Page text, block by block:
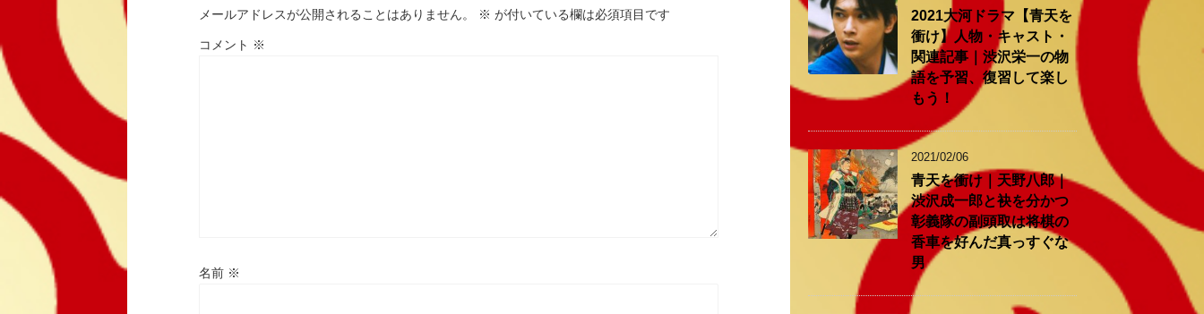
メールアドレスが公開されることはありません。 ※ が付いている欄は必須項目です
コメント ※
名前 ※
2021大河ドラマ【青天を
衝け】人物・キャスト・
関連記事｜渋沢栄一の物
語を予習、復習して楽し
もう！
2021/02/06
青天を衝け｜天野八郎｜
渋沢成一郎と袂を分かつ
彰義隊の副頭取は将棋の
香車を好んだ真っすぐな
男